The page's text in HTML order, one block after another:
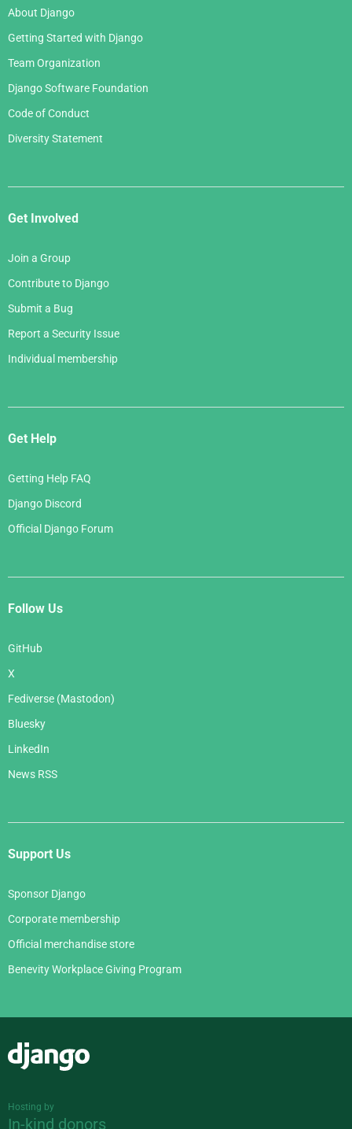
About Django
Getting Started with Django
Team Organization
Django Software Foundation
Code of Conduct
Diversity Statement
Get Involved
Join a Group
Contribute to Django
Submit a Bug
Report a Security Issue
Individual membership
Get Help
Getting Help FAQ
Django Discord
Official Django Forum
Follow Us
GitHub
X
Fediverse (Mastodon)
Bluesky
LinkedIn
News RSS
Support Us
Sponsor Django
Corporate membership
Official merchandise store
Benevity Workplace Giving Program
Hosting by
In-kind donors